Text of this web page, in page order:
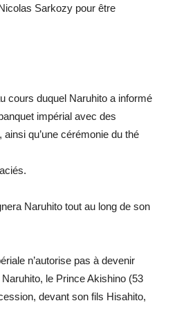
Sarkozy pour être
cours duquel Naruhito a informé
impérial avec des
qu’une cérémonie du thé
Naruhito tout au long de son
n’autorise pas à devenir
le Prince Akishino (53
devant son fils Hisahito,